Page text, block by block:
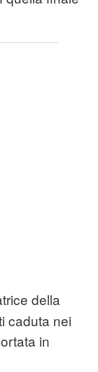
della
caduta nei
in